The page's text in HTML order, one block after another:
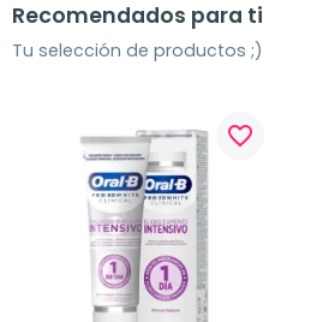
Recomendados para ti
Tu selección de productos ;)
favorite_border